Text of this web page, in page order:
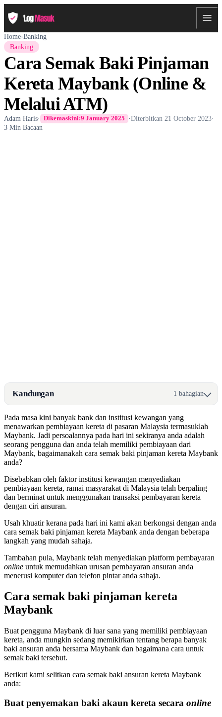
Home›Banking
Banking
Cara Semak Baki Pinjaman
Kereta Maybank (Online &
Melalui ATM)
Adam Haris· Dikemaskini:9 January 2025 ·Diterbitkan 21 October 2023·
3 Min Bacaan
Kandungan 1 bahagian
Pada masa kini banyak bank dan institusi kewangan yang
menawarkan pembiayaan kereta di pasaran Malaysia termasuklah
Maybank. Jadi persoalannya pada hari ini sekiranya anda adalah
seorang pengguna dan anda telah memiliki pembiayaan dari
Maybank, bagaimanakah cara semak baki pinjaman kereta Maybank
anda?
Disebabkan oleh faktor institusi kewangan menyediakan
pembiayaan kereta, ramai masyarakat di Malaysia telah berpaling
dan berminat untuk menggunakan transaksi pembayaran kereta
dengan ciri ansuran.
Usah khuatir kerana pada hari ini kami akan berkongsi dengan anda
cara semak baki pinjaman kereta Maybank anda dengan beberapa
langkah yang mudah sahaja.
Tambahan pula, Maybank telah menyediakan platform pembayaran
online untuk memudahkan urusan pembayaran ansuran anda
menerusi komputer dan telefon pintar anda sahaja.
Cara semak baki pinjaman kereta
Maybank
Buat pengguna Maybank di luar sana yang memiliki pembiayaan
kereta, anda mungkin sedang memikirkan tentang berapa banyak
baki ansuran anda bersama Maybank dan bagaimana cara untuk
semak baki tersebut.
Berikut kami selitkan cara semak baki ansuran kereta Maybank
anda:
Buat penyemakan baki akaun kereta secara online